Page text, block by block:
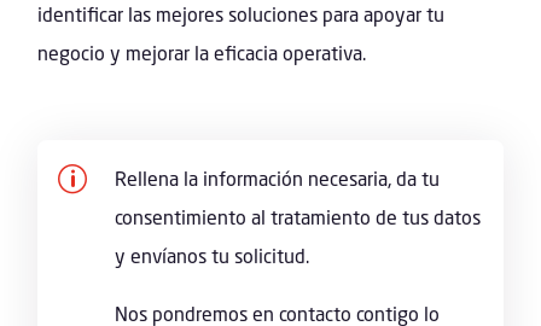
identificar las mejores soluciones para apoyar tu
negocio y mejorar la eficacia operativa.
p
Rellena la información necesaria, da tu
consentimiento al tratamiento de tus datos
y envíanos tu solicitud.
Nos pondremos en contacto contigo lo